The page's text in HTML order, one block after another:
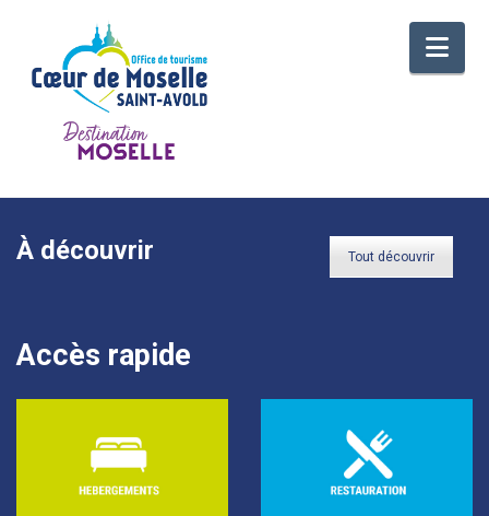
À découvrir Tout découvrir
Accès rapide